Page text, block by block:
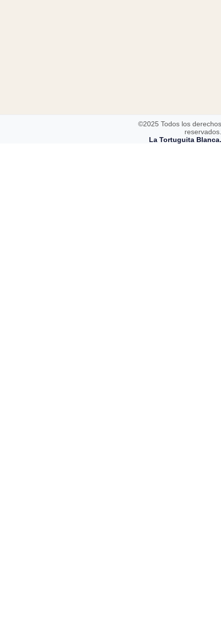
©2025 Todos los derechos
reservados.
La Tortuguita Blanca.